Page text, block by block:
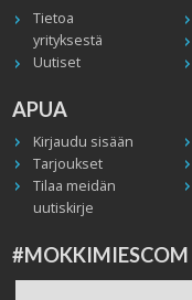
Tietoa
yrityksestä
Uutiset
APUA
Kirjaudu sisään
Tarjoukset
Tilaa meidän
uutiskirje
#MOKKIMIESCOM
Facebook